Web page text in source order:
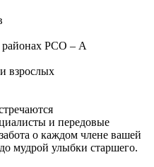
районах РСО – А
взрослых
и передовые
о каждом члене вашей
мудрой улыбки старшего.